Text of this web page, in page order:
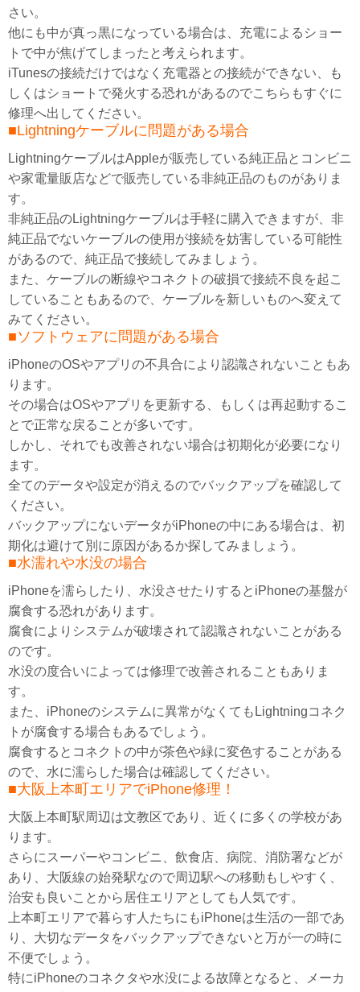
さい。
他にも中が真っ黒になっている場合は、充電によるショー
トで中が焦げてしまったと考えられます。
iTunesの接続だけではなく充電器との接続ができない、も
しくはショートで発火する恐れがあるのでこちらもすぐに
修理へ出してください。
■Lightningケーブルに問題がある場合
LightningケーブルはAppleが販売している純正品とコンビニ
や家電量販店などで販売している非純正品のものがありま
す。
非純正品のLightningケーブルは手軽に購入できますが、非
純正品でないケーブルの使用が接続を妨害している可能性
があるので、純正品で接続してみましょう。
また、ケーブルの断線やコネクトの破損で接続不良を起こ
していることもあるので、ケーブルを新しいものへ変えて
みてください。
■ソフトウェアに問題がある場合
iPhoneのOSやアプリの不具合により認識されないこともあ
ります。
その場合はOSやアプリを更新する、もしくは再起動するこ
とで正常な戻ることが多いです。
しかし、それでも改善されない場合は初期化が必要になり
ます。
全てのデータや設定が消えるのでバックアップを確認して
ください。
バックアップにないデータがiPhoneの中にある場合は、初
期化は避けて別に原因があるか探してみましょう。
■水濡れや水没の場合
iPhoneを濡らしたり、水没させたりするとiPhoneの基盤が
腐食する恐れがあります。
腐食によりシステムが破壊されて認識されないことがある
のです。
水没の度合いによっては修理で改善されることもありま
す。
また、iPhoneのシステムに異常がなくてもLightningコネク
トが腐食する場合もあるでしょう。
腐食するとコネクトの中が茶色や緑に変色することがある
ので、水に濡らした場合は確認してください。
■大阪上本町エリアでiPhone修理！
大阪上本町駅周辺は文教区であり、近くに多くの学校があ
ります。
さらにスーパーやコンビニ、飲食店、病院、消防署などが
あり、大阪線の始発駅なので周辺駅への移動もしやすく、
治安も良いことから居住エリアとしても人気です。
上本町エリアで暮らす人たちにもiPhoneは生活の一部であ
り、大切なデータをバックアップできないと万が一の時に
不便でしょう。
特にiPhoneのコネクタや水没による故障となると、メーカ